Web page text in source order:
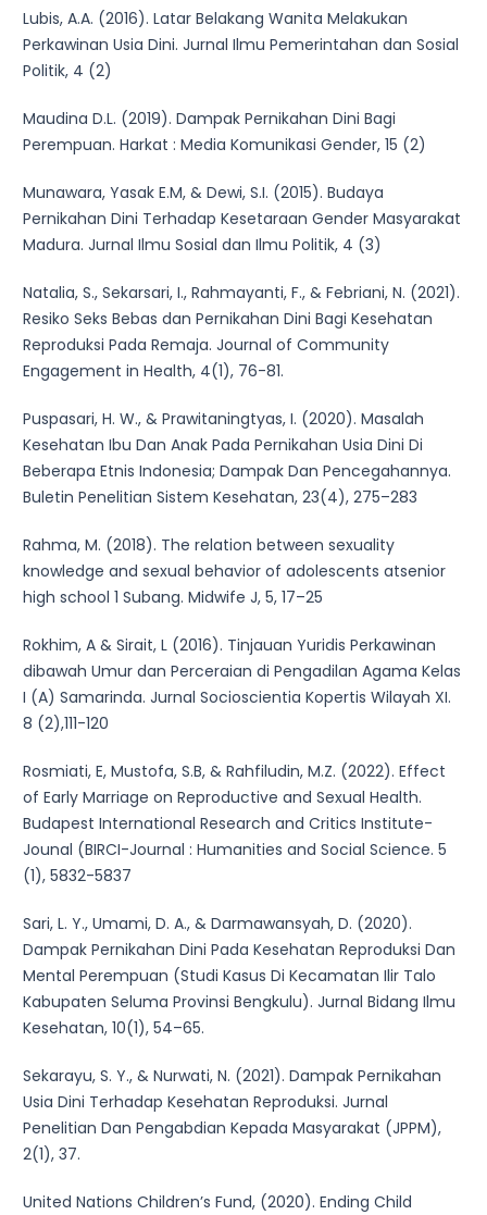
Lubis, A.A. (2016). Latar Belakang Wanita Melakukan
Perkawinan Usia Dini. Jurnal Ilmu Pemerintahan dan Sosial
Politik, 4 (2)
Maudina D.L. (2019). Dampak Pernikahan Dini Bagi
Perempuan. Harkat : Media Komunikasi Gender, 15 (2)
Munawara, Yasak E.M, & Dewi, S.I. (2015). Budaya
Pernikahan Dini Terhadap Kesetaraan Gender Masyarakat
Madura. Jurnal Ilmu Sosial dan Ilmu Politik, 4 (3)
Natalia, S., Sekarsari, I., Rahmayanti, F., & Febriani, N. (2021).
Resiko Seks Bebas dan Pernikahan Dini Bagi Kesehatan
Reproduksi Pada Remaja. Journal of Community
Engagement in Health, 4(1), 76-81.
Puspasari, H. W., & Prawitaningtyas, I. (2020). Masalah
Kesehatan Ibu Dan Anak Pada Pernikahan Usia Dini Di
Beberapa Etnis Indonesia; Dampak Dan Pencegahannya.
Buletin Penelitian Sistem Kesehatan, 23(4), 275–283
Rahma, M. (2018). The relation between sexuality
knowledge and sexual behavior of adolescents atsenior
high school 1 Subang. Midwife J, 5, 17–25
Rokhim, A & Sirait, L (2016). Tinjauan Yuridis Perkawinan
dibawah Umur dan Perceraian di Pengadilan Agama Kelas
I (A) Samarinda. Jurnal Socioscientia Kopertis Wilayah XI.
8 (2),111-120
Rosmiati, E, Mustofa, S.B, & Rahfiludin, M.Z. (2022). Effect
of Early Marriage on Reproductive and Sexual Health.
Budapest International Research and Critics Institute-
Jounal (BIRCI-Journal : Humanities and Social Science. 5
(1), 5832-5837
Sari, L. Y., Umami, D. A., & Darmawansyah, D. (2020).
Dampak Pernikahan Dini Pada Kesehatan Reproduksi Dan
Mental Perempuan (Studi Kasus Di Kecamatan Ilir Talo
Kabupaten Seluma Provinsi Bengkulu). Jurnal Bidang Ilmu
Kesehatan, 10(1), 54–65.
Sekarayu, S. Y., & Nurwati, N. (2021). Dampak Pernikahan
Usia Dini Terhadap Kesehatan Reproduksi. Jurnal
Penelitian Dan Pengabdian Kepada Masyarakat (JPPM),
2(1), 37.
United Nations Children’s Fund, (2020). Ending Child